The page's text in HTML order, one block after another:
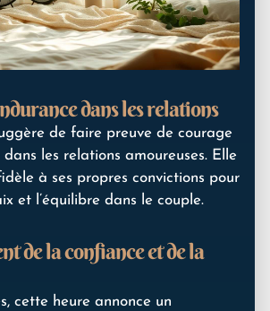
dans les relations
de faire preuve de courage
dans les relations amoureuses. Elle
à ses propres convictions pour
et l’équilibre dans le couple.
de la confiance et de la
cette heure annonce un